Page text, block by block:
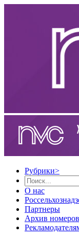
Рубрики>
О нас
Партнеры
Архив номеров